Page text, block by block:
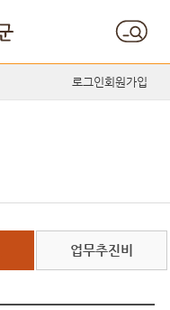
로그인회원가입
업무추진비